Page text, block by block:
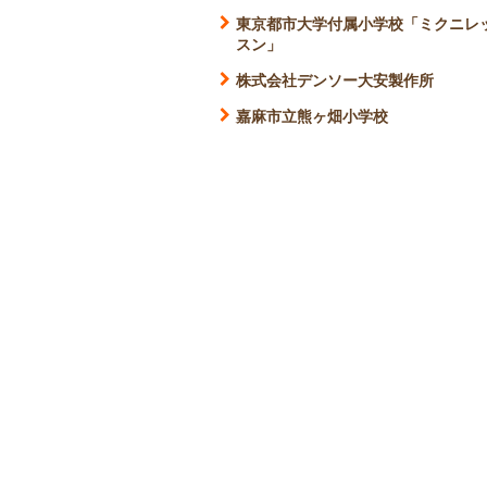
東京都市大学付属小学校「ミクニレ
スン」
株式会社デンソー大安製作所
嘉麻市立熊ヶ畑小学校